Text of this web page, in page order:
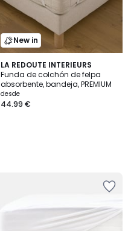
New in
LA REDOUTE INTERIEURS
Funda de colchón de felpa
absorbente, bandeja, PREMIUM
desde
44.99 €